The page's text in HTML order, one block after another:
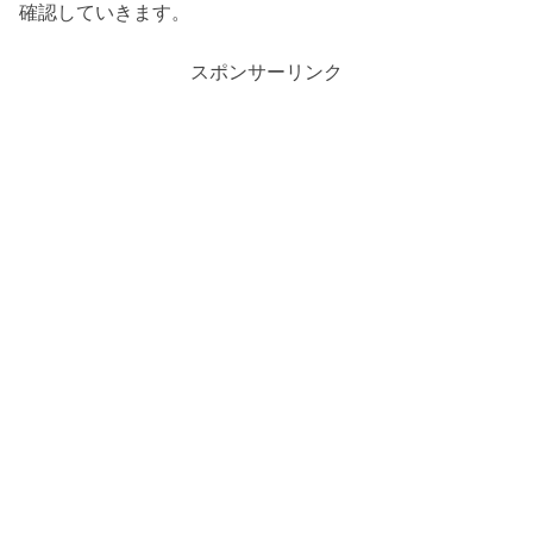
確認していきます。
スポンサーリンク